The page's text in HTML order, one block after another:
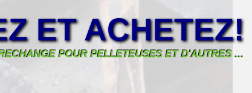
ET ACHETEZ!
POUR PELLETEUSES ET D'AUTRES ...